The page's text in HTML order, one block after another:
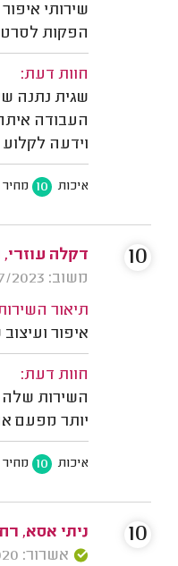
שירותי
הפקות
חוות דעת:
שגית נתנה
העבודה
וידעה
איכות 10 מחיר
דקלה
משוב: 04/07/2023
תיאור
איפור
חוות דעת:
השירות
יותר מפעם
איכות 10 מחיר
10
ניתי אסא,
אשרור: 21/06/2020
10